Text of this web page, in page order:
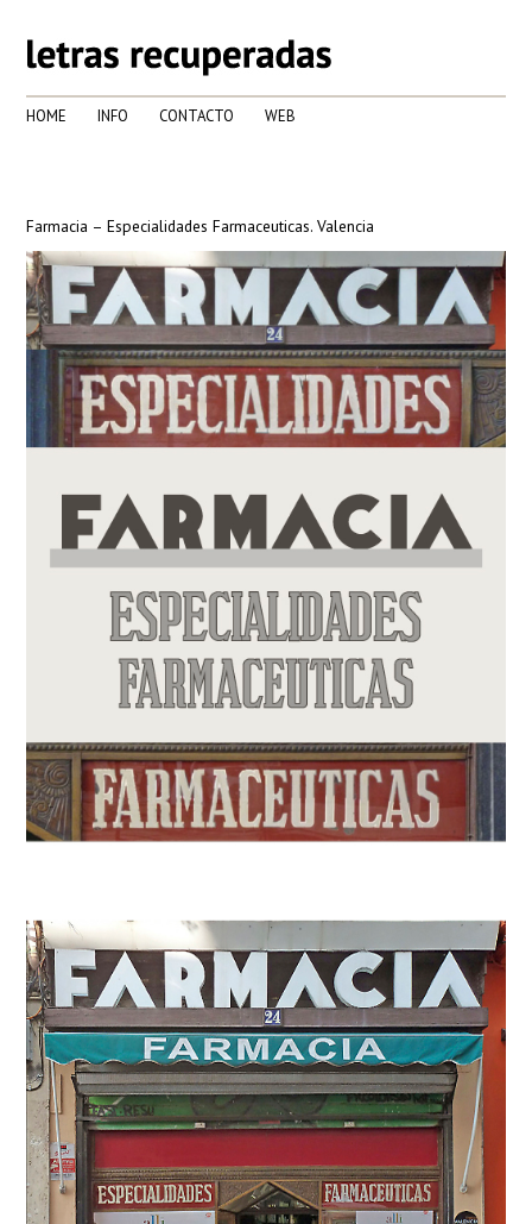
HOME INFO CONTACTO WEB
Farmacia – Especialidades Farmaceuticas. Valencia